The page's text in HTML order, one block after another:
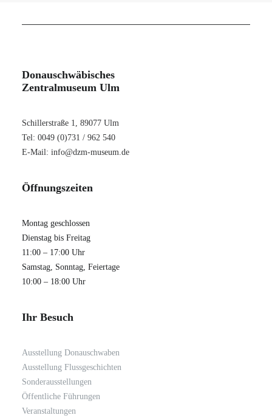
Donauschwäbisches
Zentralmuseum Ulm
Schillerstraße 1, 89077 Ulm
Tel: 0049 (0)731 / 962 540
E-Mail: info@dzm-museum.de
Öffnungszeiten
Montag geschlossen
Dienstag bis Freitag
11:00 – 17:00 Uhr
Samstag, Sonntag, Feiertage
10:00 – 18:00 Uhr
Ihr Besuch
Ausstellung Donauschwaben
Ausstellung Flussgeschichten
Sonderausstellungen
Öffentliche Führungen
Veranstaltungen